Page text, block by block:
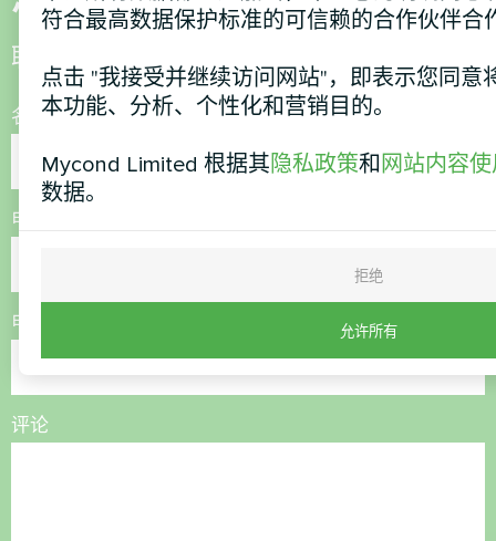
联系我们，我们将为您提供帮助
名称
电话号码
电子邮件
评论
符合最高数据保护标准的可信赖的合作伙伴合
点击 "我接受并继续访问网站"，即表示您同意
本功能、分析、个性化和营销目的。
Mycond Limited 根据其隐私政策和 网站内容
数据。
拒绝
允许所有